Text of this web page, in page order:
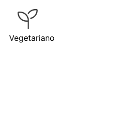
Vegetariano